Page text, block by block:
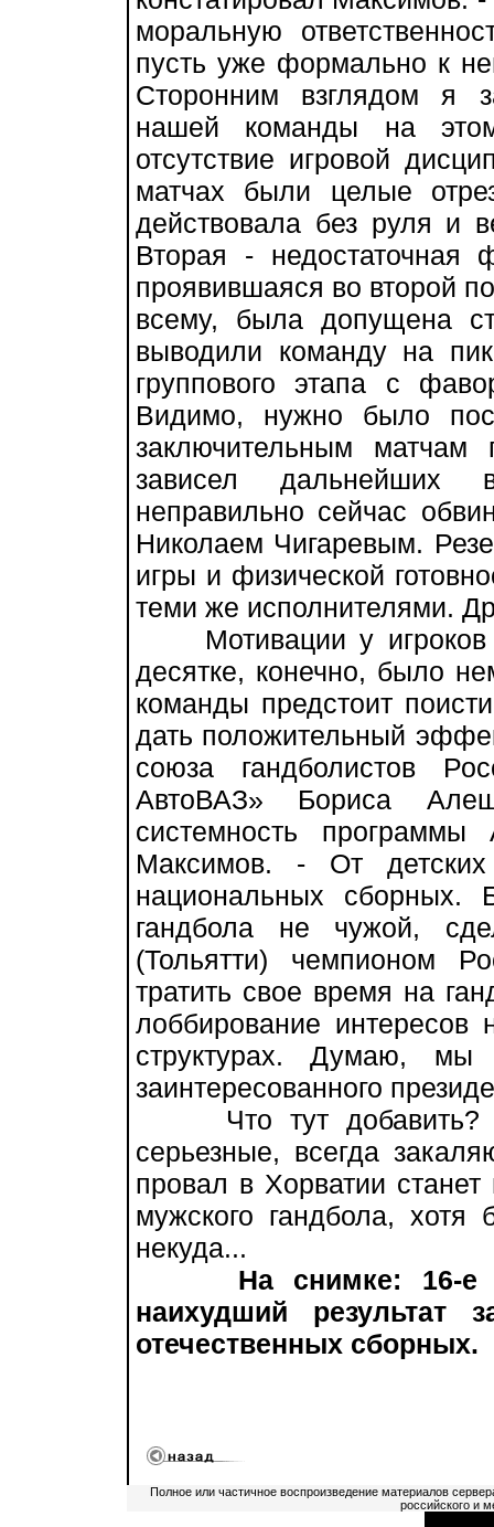
моральную
пусть уже формально к
Сторонним взглядом я
нашей команды на
отсутствие игровой
матчах были целые
действовала без руля и
Вторая - недостаточная
проявившаяся во второй
всему, была допущена
выводили команду на
группового этапа с
Видимо, нужно было
заключительным матчам
зависел
неправильно сейчас
Николаем Чигаревым.
игры и физической
теми же исполнителями.
Мотивации у игроков
десятке, конечно, было
команды предстоит
дать положительный
союза гандболистов
АвтоВАЗ» Бориса
системность
Максимов. - От
национальных сборных.
гандбола не чужой,
(Тольятти) чемпионом
тратить свое время на
лоббирование интересов
структурах. Думаю, мы
заинтересованного
Что тут добавить?
серьезные, всегда
провал в Хорватии
мужского гандбола,
некуда...
На снимке: 16-
наихудший результат
отечественных сборных.
Полное или частичное воспроизведение материалов
российского и